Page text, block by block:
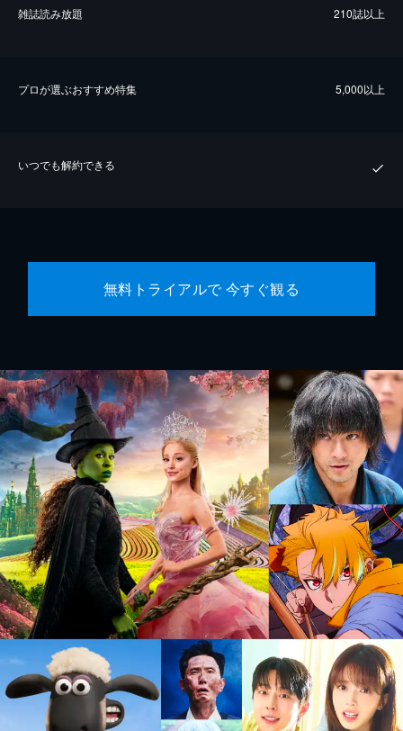
雑誌読み放題 210誌以上
プロが選ぶおすすめ特集 5,000以上
いつでも解約できる
無料トライアルで 今すぐ観る